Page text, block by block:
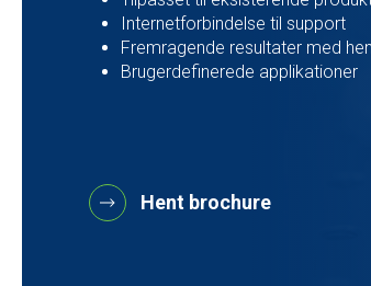
Internetforbindelse til support
Fremragende resultater med
Brugerdefinerede applikationer
Hent brochure